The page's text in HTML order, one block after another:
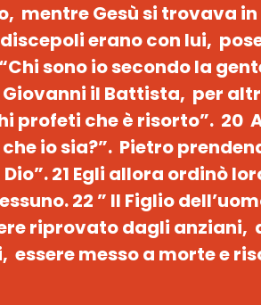
mentre Gesù si trovava
erano con lui,
sono io secondo la
Giovanni il Battista, per
profeti che è risorto”. 20
io sia?”. Pietro
21 Egli allora ordinò
22 ” Il Figlio
riprovato dagli anziani,
essere messo a morte e